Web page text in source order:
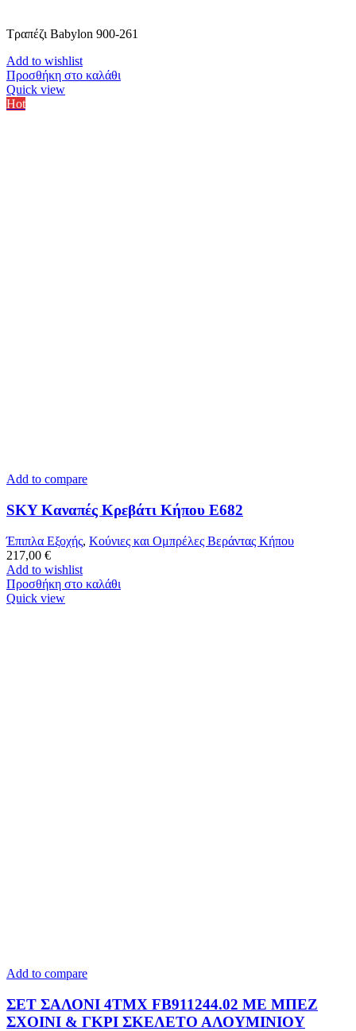
Τραπέζι Babylon 900-261
Add to wishlist
Προσθήκη στο καλάθι
Quick view
Hot
Add to compare
SKY Καναπές Κρεβάτι Κήπου Ε682
Έπιπλα Εξοχής, Κούνιες και Ομπρέλες Βεράντας Κήπου
217,00 €
Add to wishlist
Προσθήκη στο καλάθι
Quick view
Add to compare
ΣΕΤ ΣΑΛΟΝΙ 4ΤΜΧ FB911244.02 ΜΕ ΜΠΕΖ
ΣΧΟΙΝΙ & ΓΚΡΙ ΣΚΕΛΕΤΟ ΑΛΟΥΜΙΝΙΟΥ